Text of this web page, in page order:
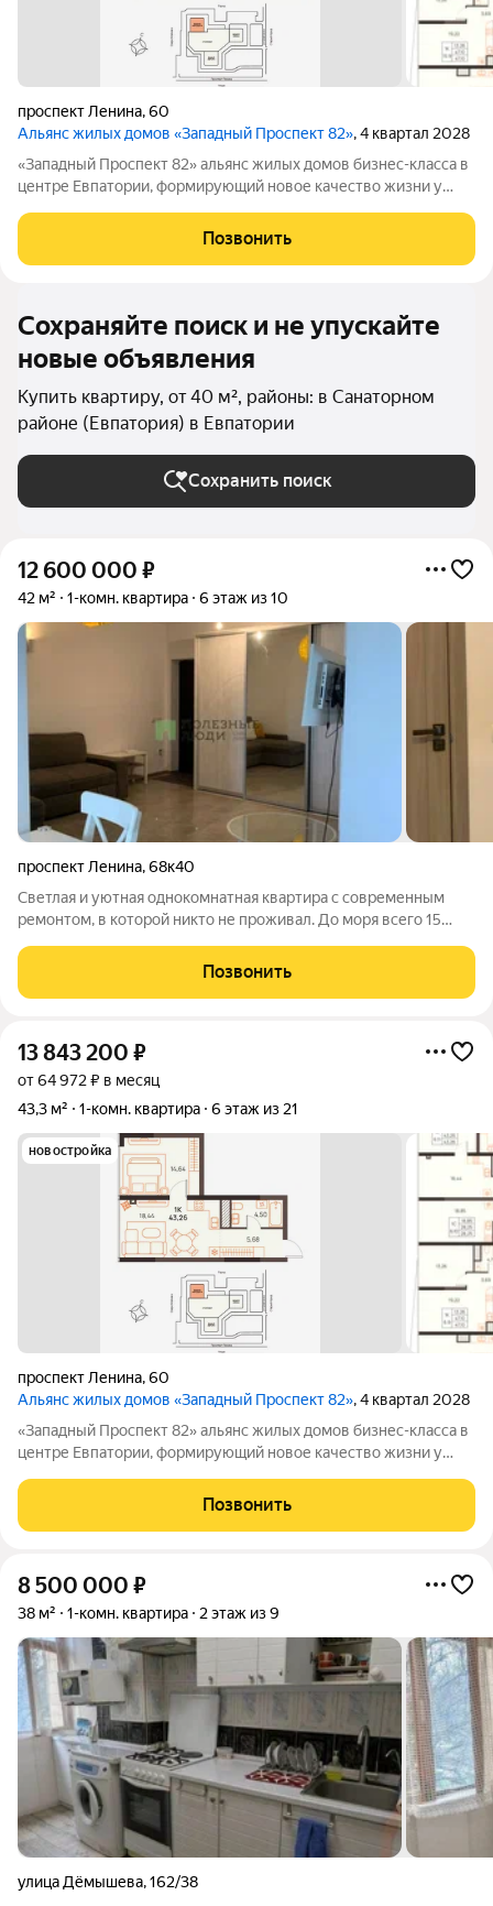
проспект Ленина,60
Альянс жилых домов «Западный Проспект 82», 4 квартал 2028
«Западный Проспект 82» альянс жилых домов бизнес-класса в
центре Евпатории, формирующий новое качество жизни у
городской среды и курортного образа жизни: здесь можно
работать, развиваться и отдыхать,
Позвонить
Сохраняйте поиск и не упускайте
новые объявления
Купить квартиру, от 40 м², районы: в Санаторном
районе (Евпатория) в Евпатории
Сохранить поиск
12 600 000 ₽
42 м² 1-комн. квартира 6 этаж из 10
проспект Ленина,68к40
Светлая и уютная однокомнатная квартира с современным
ремонтом, в которой никто не проживал. До моря всего 15
доступности расположены детский сад, школы, а также
остановки общественного транспорта
Позвонить
13 843 200 ₽
от 64 972 ₽ в месяц
43,3 м²
1-комн. квартира 6 этаж из 21
новостройка
проспект Ленина,60
Альянс жилых домов «Западный Проспект 82», 4 квартал 2028
«Западный Проспект 82» альянс жилых домов бизнес-класса в
центре Евпатории, формирующий новое качество жизни у
городской среды и курортного образа жизни: здесь можно
работать, развиваться и отдыхать,
Позвонить
8 500 000 ₽
38 м² 1-комн. квартира 2 этаж из 9
улица Дёмышева,162/38